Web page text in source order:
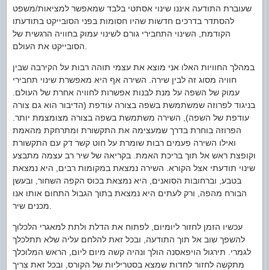
שעוברת התודעה איננו שינוי אסתטי בלבד שמאפשר למציאות/משפט
להסתדר בדרכים חדשות שהיו חסומות בפני הסובייקט בתודעתו
הקודמת, השינוי התחבירי גורם לשינוי עמוק בחוויה הרגשית של
במהלך החוויות האלו אני מוצא את עצמי תוהה רבות על הקירבה שבין
חוויה מסוג זה לבין שירה. השירה אף היא מאפשרת שינוי תחבירי
עמוק של השפה על מנת לבנות אפשרות לחוויה אחרת של העולם.
בניגוד לפרוזה שמשתמשת בשפה בצורה עודפת (הדיבור הוא גם צורה
עודפת של השפה), השירה משתמשת בשפה בצורה מצומצמת יותר.
הפרוזה בוחרת בדרך שמעצימה את התקשורת ומתרחקת מהאמת
ואילו השירה פעמים רבות שומרת על חוט קשר דק עם התקשורת
וקופצת ראש אל תוך בריכת האמת. בקריאה של שיר רב עצמה מתבצע
שינוי תודעתי אצל הקורא. השירה נמצאת במקומות רבים, היא נמצאת
בטבע, וברחובות הסואנים, היא נמצאת בכוס הקפה השחור, ובעשן
הבורח מהפה, ורק לעתים היא נמצאת בתוך הגבול התחום אותו אנו
עכשיו הזמן לחזור ליומיום, לפתוח את הדלת ולתת למאגרי הלכלוך
להשפך שוב אל תוך התודעה, ובכל זאת להלחם עליה שלא תתלכלך
לגמרי. תירגול הויפאסנה הולך ונהיה קשה מיום ליום, הראש המלוכלך
מתקשה לחזור לחדות שמצא בסטריליות של הקורס, ובכל זאת צריך